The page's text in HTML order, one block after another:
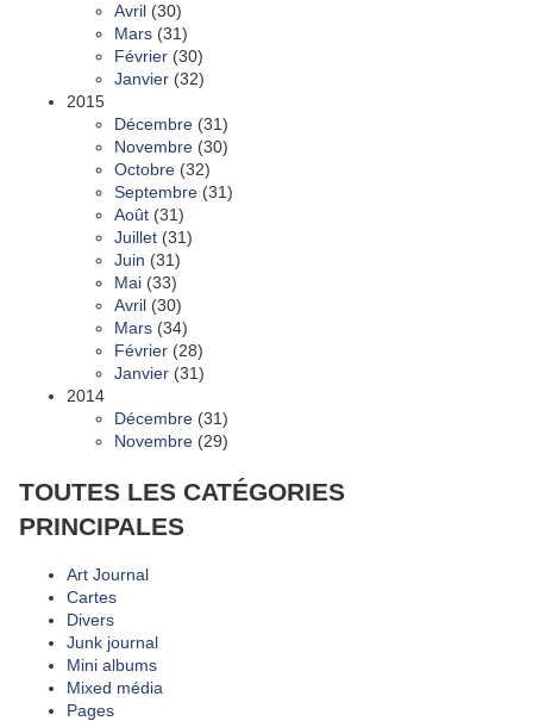
Avril (30)
Mars (31)
Février (30)
Janvier (32)
2015
Décembre (31)
Novembre (30)
Octobre (32)
Septembre (31)
Août (31)
Juillet (31)
Juin (31)
Mai (33)
Avril (30)
Mars (34)
Février (28)
Janvier (31)
2014
Décembre (31)
Novembre (29)
TOUTES LES CATÉGORIES
PRINCIPALES
Art Journal
Cartes
Divers
Junk journal
Mini albums
Mixed média
Pages